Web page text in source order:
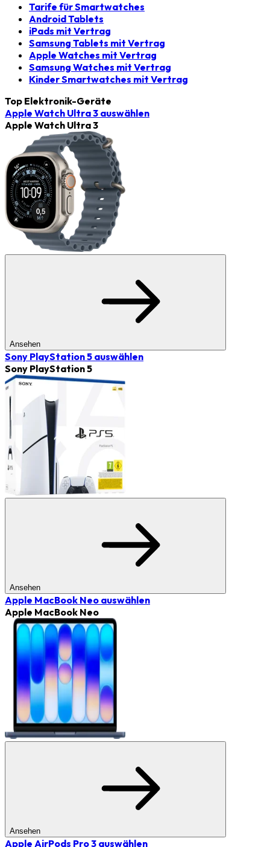
Tarife für Smartwatches
Android Tablets
iPads mit Vertrag
Samsung Tablets mit Vertrag
Apple Watches mit Vertrag
Samsung Watches mit Vertrag
Kinder Smartwatches mit Vertrag
Top Elektronik-Geräte
Apple Watch Ultra 3 auswählen
Apple Watch Ultra 3
Ansehen
Sony PlayStation 5 auswählen
Sony PlayStation 5
Ansehen
Apple MacBook Neo auswählen
Apple MacBook Neo
Ansehen
Apple AirPods Pro 3 auswählen